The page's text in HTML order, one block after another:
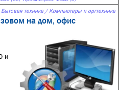
Бытовая техника / Компьютеры и оргтехника
на дом, офис
и